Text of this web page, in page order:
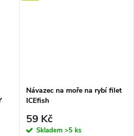
Návazec na moře na rybí filet
ICEfish
59 Kč
Skladem >5 ks